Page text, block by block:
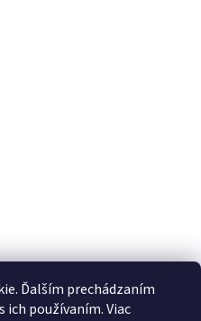
Ďalším prechádzaním
používaním. Viac